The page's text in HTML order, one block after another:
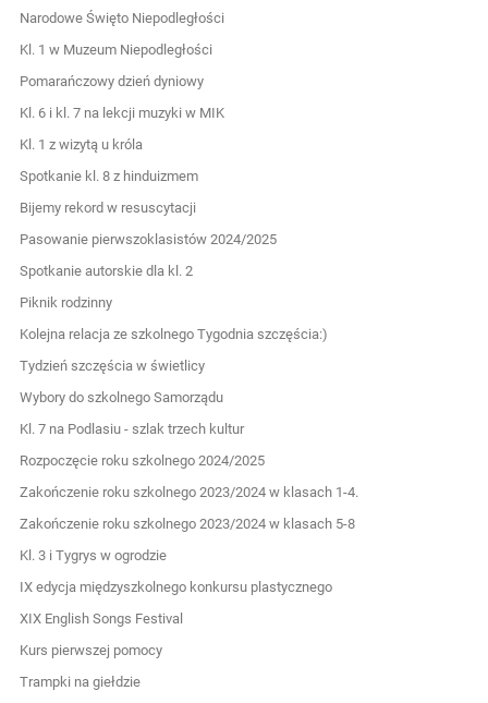
Narodowe Święto Niepodległości
Kl. 1 w Muzeum Niepodległości
Pomarańczowy dzień dyniowy
Kl. 6 i kl. 7 na lekcji muzyki w MIK
Kl. 1 z wizytą u króla
Spotkanie kl. 8 z hinduizmem
Bijemy rekord w resuscytacji
Pasowanie pierwszoklasistów 2024/2025
Spotkanie autorskie dla kl. 2
Piknik rodzinny
Kolejna relacja ze szkolnego Tygodnia szczęścia:)
Tydzień szczęścia w świetlicy
Wybory do szkolnego Samorządu
Kl. 7 na Podlasiu - szlak trzech kultur
Rozpoczęcie roku szkolnego 2024/2025
Zakończenie roku szkolnego 2023/2024 w klasach 1-4.
Zakończenie roku szkolnego 2023/2024 w klasach 5-8
Kl. 3 i Tygrys w ogrodzie
IX edycja międzyszkolnego konkursu plastycznego
XIX English Songs Festival
Kurs pierwszej pomocy
Trampki na giełdzie